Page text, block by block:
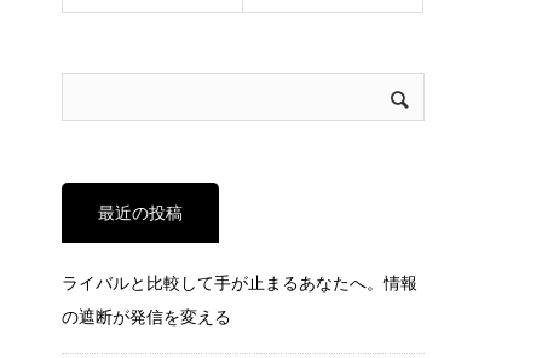
最近の投稿
ライバルと比較して手が止まるあなたへ。情報
の遮断が発信を変える